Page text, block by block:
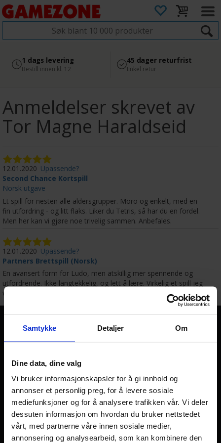
Samtykke Detaljer Om
Dine data, dine valg
Vi bruker informasjonskapsler for å gi innhold og
annonser et personlig preg, for å levere sosiale
mediefunksjoner og for å analysere trafikken vår. Vi deler
dessuten informasjon om hvordan du bruker nettstedet
vårt, med partnerne våre innen sosiale medier,
annonsering og analysearbeid, som kan kombinere den
2 300+ anmeldelser på
Google
Sikker betaling
med Svea
1 dags levering
Bestill innen kl. 12
45 dager returfrist
Enkel retur
Anmeldelser skrevet av
Tor Magne Haraldseid
12.01.2020 Upassende?
Second Chance Kortspill
Norsk utgave
Et spill for nesten alle aldersgrupper. Moro og enkelt, med en
fin utfordring - og litt flaks. Liker du Tetris, så har du en fordel.
Men her kan vi gjøre noe trivelig sammen. Anbefales.
12.01.2020 Upassende?
Partners Brettspill (Norsk)
En avansert form for Ludo, men atskillig mer spennende og
utfordrende. Ikke langtekkelig, og lett å lære. Virkelig et spill jeg
vil anbefale. Kan spilles av 2 eller 3, men absolutt best med 4.
Sender fra lager i Kristiansand
Snarveier
Ofte stilte spørsmål